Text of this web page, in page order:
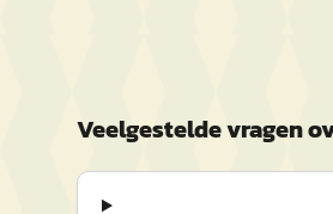
Veelgestelde vragen